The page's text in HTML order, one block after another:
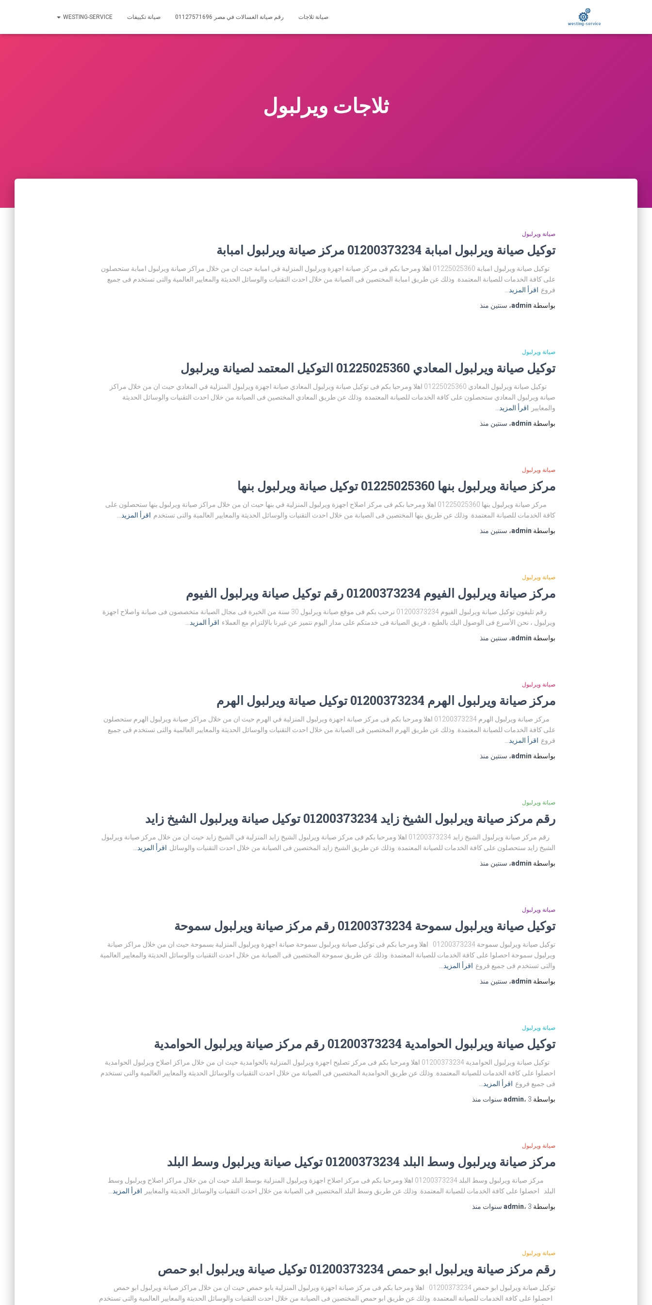
صيانة ثلاجات رقم صيانة الغسالات في مصر 01127571696 صيانة تكييفات WESTING-SERVICE
ثلاجات ويرلبول
صيانة ويرلبول
توكيل صيانة ويرلبول امبابة 01200373234 مركز صيانة ويرلبول امبابة
توكيل صيانة ويرلبول امبابة 01225025360 اهلا ومرحبا بكم فى مركز صيانة اجهزة ويرلبول المنزلية في امبابة حيث ان من خلال مراكز صيانة ويرلبول امبابة ستحصلون
على كافة الخدمات للصيانة المعتمدة. وذلك عن طريق امبابة المختصين فى الصيانة من خلال احدث التقنيات والوسائل الحديثة والمعايير العالمية والتى تستخدم فى جميع
فروع اقرأ المزيد…
بواسطة admin، سنتين منذ
صيانة ويرلبول
توكيل صيانة ويرلبول المعادي 01225025360 التوكيل المعتمد لصيانة ويرلبول
توكيل صيانة ويرلبول المعادي 01225025360 اهلا ومرحبا بكم فى توكيل صيانة ويرلبول المعادي صيانة اجهزة ويرلبول المنزلية في المعادي حيث ان من خلال مراكز
صيانة ويرلبول المعادي ستحصلون على كافة الخدمات للصيانة المعتمدة. وذلك عن طريق المعادي المختصين فى الصيانة من خلال احدث التقنيات والوسائل الحديثة
والمعايير
اقرأ المزيد…
بواسطة admin، سنتين منذ
صيانة ويرلبول
مركز صيانة ويرلبول بنها 01225025360 توكيل صيانة ويرلبول بنها
مركز صيانة ويرلبول بنها 01225025360 اهلا ومرحبا بكم فى مركز اصلاح اجهزة ويرلبول المنزلية في بنها حيث ان من خلال مراكز صيانة ويرلبول بنها ستحصلون على
كافة الخدمات للصيانة المعتمدة. وذلك عن طريق بنها المختصين فى الصيانة من خلال احدث التقنيات والوسائل الحديثة والمعايير العالمية والتى تستخدم اقرأ المزيد…
بواسطة admin، سنتين منذ
صيانة ويرلبول
مركز صيانة ويرلبول الفيوم 01200373234 رقم توكيل صيانة ويرلبول الفيوم
رقم تليفون توكيل صيانة ويرلبول الفيوم 01200373234 نرحب بكم فى موقع صيانة ويرلبول 30 سنة من الخبرة فى مجال الصيانة متخصصون فى صيانة واصلاح اجهزة
ويرلبول ، نحن الأسرع فى الوصول اليك بالطبع ، فريق الصيانة فى خدمتكم على مدار اليوم نتميز عن غيرنا بالإلتزام مع العملاء اقرأ المزيد…
بواسطة admin، سنتين منذ
صيانة ويرلبول
مركز صيانة ويرلبول الهرم 01200373234 توكيل صيانة ويرلبول الهرم
مركز صيانة ويرلبول الهرم 01200373234 اهلا ومرحبا بكم فى مركز صيانة اجهزة ويرلبول المنزلية في الهرم حيث ان من خلال مراكز صيانة ويرلبول الهرم ستحصلون
على كافة الخدمات للصيانة المعتمدة. وذلك عن طريق الهرم المختصين فى الصيانة من خلال احدث التقنيات والوسائل الحديثة والمعايير العالمية والتى تستخدم فى جميع
فروع اقرأ المزيد…
بواسطة admin، سنتين منذ
صيانة ويرلبول
رقم مركز صيانة ويرلبول الشيخ زايد 01200373234 توكيل صيانة ويرلبول الشيخ زايد
رقم مركز صيانة ويرلبول الشيخ زايد 01200373234 اهلا ومرحبا بكم فى مركز صيانة ويرلبول الشيخ زايد المنزلية في الشيخ زايد حيث ان من خلال مركز صيانة ويرلبول
الشيخ زايد ستحصلون على كافة الخدمات للصيانة المعتمدة. وذلك عن طريق الشيخ زايد المختصين فى الصيانة من خلال احدث التقنيات والوسائل اقرأ المزيد…
بواسطة admin، سنتين منذ
صيانة ويرلبول
توكيل صيانة ويرلبول سموحة 01200373234 رقم مركز صيانة ويرلبول سموحة
توكيل صيانة ويرلبول سموحة 01200373234 اهلا ومرحبا بكم فى توكيل صيانة ويرلبول سموحة صيانة اجهزة ويرلبول المنزلية بسموحة حيث ان من خلال مراكز صيانة
ويرلبول سموحة احصلوا على كافة الخدمات للصيانة المعتمدة. وذلك عن طريق سموحة المختصين فى الصيانة من خلال احدث التقنيات والوسائل الحديثة والمعايير العالمية
والتى تستخدم فى جميع فروع اقرأ المزيد…
بواسطة admin، سنتين منذ
صيانة ويرلبول
توكيل صيانة ويرلبول الحوامدية 01200373234 رقم مركز صيانة ويرلبول الحوامدية
توكيل صيانة ويرلبول الحوامدية 01200373234 اهلا ومرحبا بكم فى مركز تصليح اجهزة ويرلبول المنزلية بالحوامدية حيث ان من خلال مراكز اصلاح ويرلبول الحوامدية
احصلوا على كافة الخدمات للصيانة المعتمدة. وذلك عن طريق الحوامدية المختصين فى الصيانة من خلال احدث التقنيات والوسائل الحديثة والمعايير العالمية والتى تستخدم
فى جميع فروع اقرأ المزيد…
بواسطة
admin، 3 سنوات منذ
صيانة ويرلبول
مركز صيانة ويرلبول وسط البلد 01200373234 توكيل صيانة ويرلبول وسط البلد
مركز صيانة ويرلبول وسط البلد 01200373234 اهلا ومرحبا بكم فى مركز اصلاح اجهزة ويرلبول المنزلية بوسط البلد حيث ان من خلال مراكز اصلاح ويرلبول وسط
البلد احصلوا على كافة الخدمات للصيانة المعتمدة. وذلك عن طريق وسط البلد المختصين فى الصيانة من خلال احدث التقنيات والوسائل الحديثة والمعايير
اقرأ المزيد…
بواسطة
admin، 3 سنوات منذ
صيانة ويرلبول
رقم مركز صيانة ويرلبول ابو حمص 01200373234 توكيل صيانة ويرلبول ابو حمص
توكيل صيانة ويرلبول ابو حمص 01200373234 اهلا ومرحبا بكم فى مركز صيانة اجهزة ويرلبول المنزلية بابو حمص حيث ان من خلال مراكز صيانة ويرلبول ابو حمص
احصلوا على كافة الخدمات للصيانة المعتمدة. وذلك عن طريق ابو حمص المختصين فى الصيانة من خلال احدث التقنيات والوسائل الحديثة والمعايير العالمية والتى تستخدم